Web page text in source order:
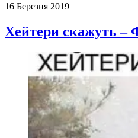
16 Березня 2019
Хейтери скажуть –